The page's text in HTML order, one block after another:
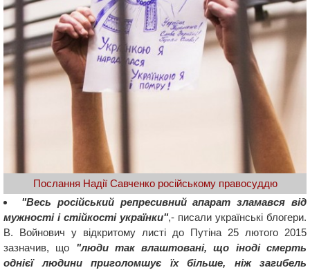
Послання Надії Савченко російському правосуддю
"Весь російський репресивний апарат зламався від
мужності і стійкості українки",- писали українські блогери.
В. Войнович у відкритому листі до Путіна 25 лютого 2015
зазначив, що "люди так влаштовані, що іноді смерть
однієї людини приголомшує їх більше, ніж загибель